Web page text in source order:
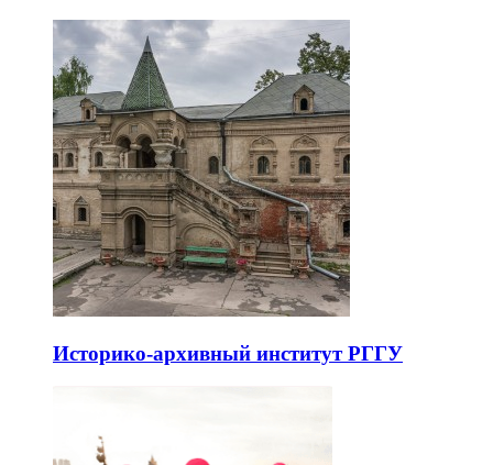
Историко-архивный институт РГГУ